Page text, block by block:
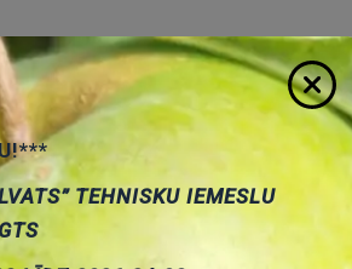
GOLD, sarkans
TEHNISKU IEMESLU